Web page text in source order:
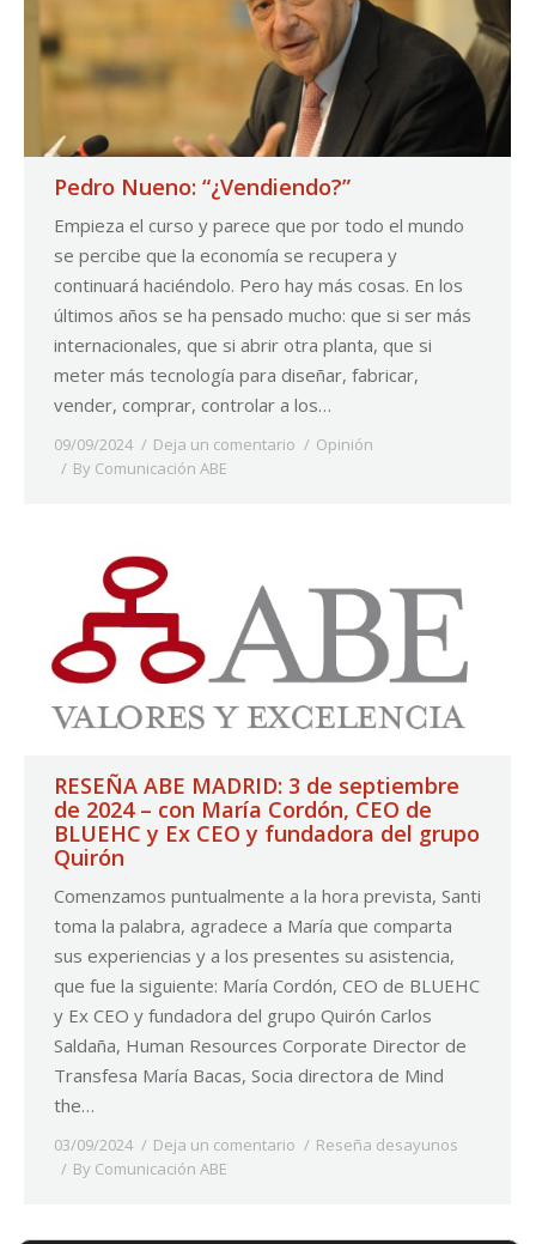
Pedro Nueno: “¿Vendiendo?”
Empieza el curso y parece que por todo el mundo
se percibe que la economía se recupera y
continuará haciéndolo. Pero hay más cosas. En los
últimos años se ha pensado mucho: que si ser más
internacionales, que si abrir otra planta, que si
meter más tecnología para diseñar, fabricar,
vender, comprar, controlar a los…
09/09/2024 Deja un comentario
Opinión
By Comunicación ABE
RESEÑA ABE MADRID: 3 de septiembre
de 2024 – con María Cordón, CEO de
BLUEHC y Ex CEO y fundadora del grupo
Quirón
Comenzamos puntualmente a la hora prevista, Santi
toma la palabra, agradece a María que comparta
sus experiencias y a los presentes su asistencia,
que fue la siguiente: María Cordón, CEO de BLUEHC
y Ex CEO y fundadora del grupo Quirón Carlos
Saldaña, Human Resources Corporate Director de
Transfesa María Bacas, Socia directora de Mind
the…
03/09/2024 Deja un comentario
Reseña desayunos
By Comunicación ABE